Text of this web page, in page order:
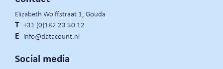
Elizabeth Wolffstraat 1, Gouda
T +31 (0)182 23 50 12
E info@datacount.nl
Social media